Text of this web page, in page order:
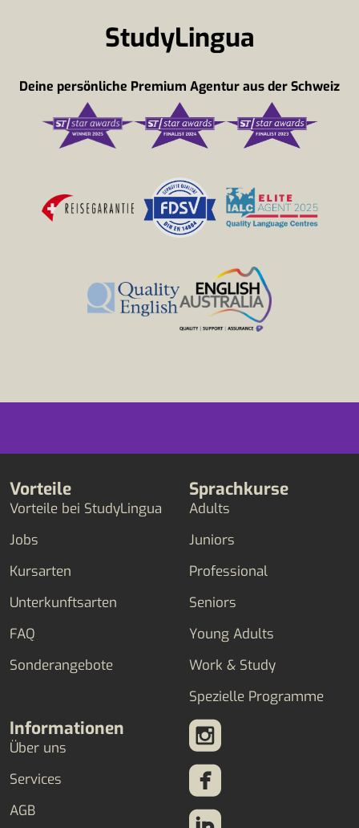
StudyLingua
Deine persönliche Premium Agentur aus der Schweiz
Vorteile
Vorteile bei StudyLingua
Jobs
Kursarten
Unterkunftsarten
FAQ
Sonderangebote
Sprachkurse
Adults
Juniors
Professional
Seniors
Young Adults
Work & Study
Spezielle Programme
Informationen
Über uns
Services
AGB